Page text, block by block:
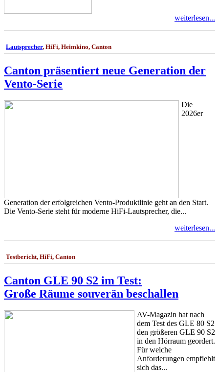
weiterlesen...
Lautsprecher, HiFi, Heimkino, Canton
Canton präsentiert neue Generation der
Vento-Serie
Die
2026er
Generation der erfolgreichen Vento-Produktlinie geht an den Start.
Die Vento-Serie steht für moderne HiFi-Lautsprecher, die...
weiterlesen...
Testbericht, HiFi, Canton
Canton GLE 90 S2 im Test:
Große Räume souverän beschallen
AV-Magazin hat nach
dem Test des GLE 80 S2
den größeren GLE 90 S2
in den Hörraum geordert.
Für welche
Anforderungen empfiehlt
sich das...